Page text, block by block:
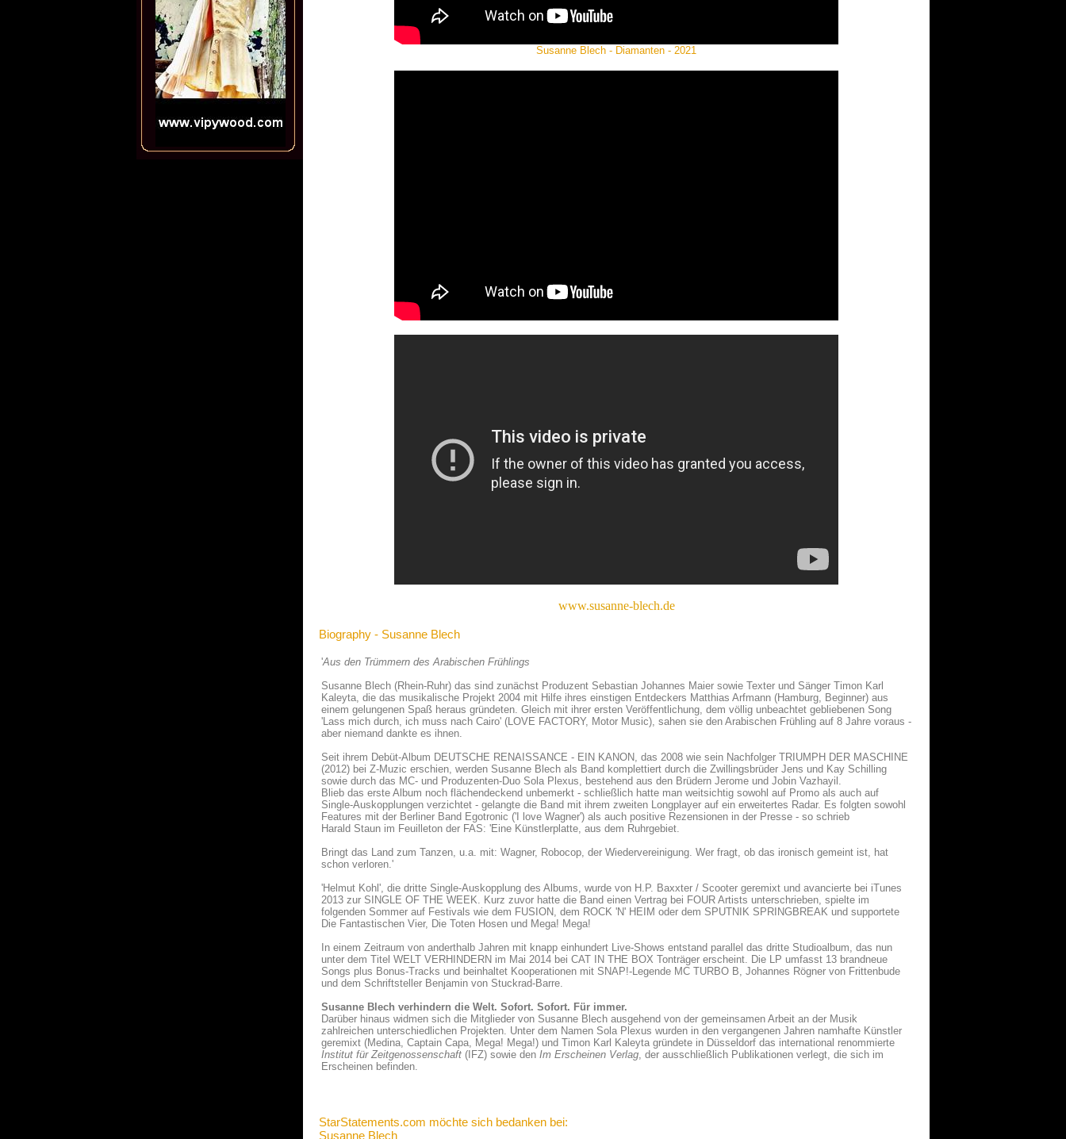
Susanne Blech - Diamanten - 2021
www.susanne-blech.de
Biography - Susanne Blech
'Aus den Trümmern des Arabischen Frühlings
Susanne Blech (Rhein-Ruhr) das sind zunächst Produzent Sebastian Johannes Maier sowie Texter und Sänger Timon Karl
Kaleyta, die das musikalische Projekt 2004 mit Hilfe ihres einstigen Entdeckers Matthias Arfmann (Hamburg, Beginner) aus
einem gelungenen Spaß heraus gründeten. Gleich mit ihrer ersten Veröffentlichung, dem völlig unbeachtet gebliebenen Song
'Lass mich durch, ich muss nach Cairo' (LOVE FACTORY, Motor Music), sahen sie den Arabischen Frühling auf 8 Jahre voraus -
aber niemand dankte es ihnen.
Seit ihrem Debüt-Album DEUTSCHE RENAISSANCE - EIN KANON, das 2008 wie sein Nachfolger TRIUMPH DER MASCHINE
(2012) bei Z-Muzic erschien, werden Susanne Blech als Band komplettiert durch die Zwillingsbrüder Jens und Kay Schilling
sowie durch das MC- und Produzenten-Duo Sola Plexus, bestehend aus den Brüdern Jerome und Jobin Vazhayil.
Blieb das erste Album noch flächendeckend unbemerkt - schließlich hatte man weitsichtig sowohl auf Promo als auch auf
Single-Auskopplungen verzichtet - gelangte die Band mit ihrem zweiten Longplayer auf ein erweitertes Radar. Es folgten sowohl
Features mit der Berliner Band Egotronic ('I love Wagner') als auch positive Rezensionen in der Presse - so schrieb
Harald Staun im Feuilleton der FAS: 'Eine Künstlerplatte, aus dem Ruhrgebiet.
Bringt das Land zum Tanzen, u.a. mit: Wagner, Robocop, der Wiedervereinigung. Wer fragt, ob das ironisch gemeint ist, hat
schon verloren.'
'Helmut Kohl', die dritte Single-Auskopplung des Albums, wurde von H.P. Baxxter / Scooter geremixt und avancierte bei iTunes
2013 zur SINGLE OF THE WEEK. Kurz zuvor hatte die Band einen Vertrag bei FOUR Artists unterschrieben, spielte im
folgenden Sommer auf Festivals wie dem FUSION, dem ROCK 'N' HEIM oder dem SPUTNIK SPRINGBREAK und supportete
Die Fantastischen Vier, Die Toten Hosen und Mega! Mega!
In einem Zeitraum von anderthalb Jahren mit knapp einhundert Live-Shows entstand parallel das dritte Studioalbum, das nun
unter dem Titel WELT VERHINDERN im Mai 2014 bei CAT IN THE BOX Tonträger erscheint. Die LP umfasst 13 brandneue
Songs plus Bonus-Tracks und beinhaltet Kooperationen mit SNAP!-Legende MC TURBO B, Johannes Rögner von Frittenbude
und dem Schriftsteller Benjamin von Stuckrad-Barre.
Susanne Blech verhindern die Welt. Sofort. Sofort. Für immer.
Darüber hinaus widmen sich die Mitglieder von Susanne Blech ausgehend von der gemeinsamen Arbeit an der Musik
zahlreichen unterschiedlichen Projekten. Unter dem Namen Sola Plexus wurden in den vergangenen Jahren namhafte Künstler
geremixt (Medina, Captain Capa, Mega! Mega!) und Timon Karl Kaleyta gründete in Düsseldorf das international renommierte
Institut für Zeitgenossenschaft (IFZ) sowie den Im Erscheinen Verlag, der ausschließlich Publikationen verlegt, die sich im
Erscheinen befinden.
StarStatements.com möchte sich bedanken bei:
Susanne Blech